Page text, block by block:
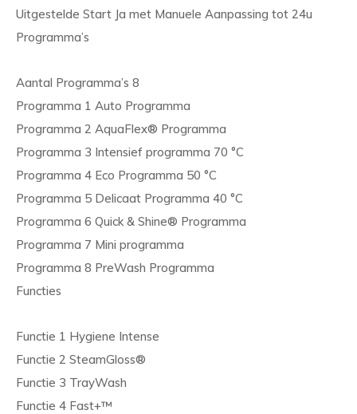
Uitgestelde Start Ja met Manuele Aanpassing tot 24u
Programma’s
Aantal Programma’s 8
Programma 1 Auto Programma
Programma 2 AquaFlex® Programma
Programma 3 Intensief programma 70 °C
Programma 4 Eco Programma 50 °C
Programma 5 Delicaat Programma 40 °C
Programma 6 Quick & Shine® Programma
Programma 7 Mini programma
Programma 8 PreWash Programma
Functies
Functie 1 Hygiene Intense
Functie 2 SteamGloss®
Functie 3 TrayWash
Functie 4 Fast+™